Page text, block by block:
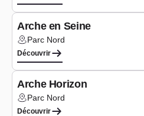
Arche en Seine
Lieu :Parc Nord
Découvrir
Arche Horizon
Lieu :Parc Nord
Découvrir